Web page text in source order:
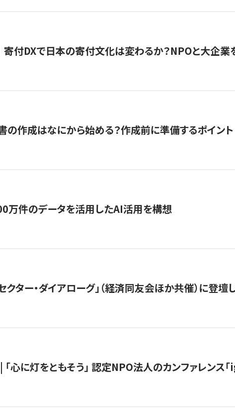
付DXで日本の寄付文化は変わるか？NPOと大企業
の作成はなにから始める？作成前に準備するポイント
万件のデータを活用したAI活用を構想
ター・ダイアローグ」（経済同友会ほか共催）に登壇
心に灯をともそう」 認定NPO法人のカンファレンス